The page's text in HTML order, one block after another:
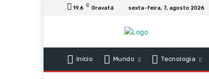
19.6 C Gravatá sexta-feira, 7, agosto 2026
Início Mundo Tecnologia